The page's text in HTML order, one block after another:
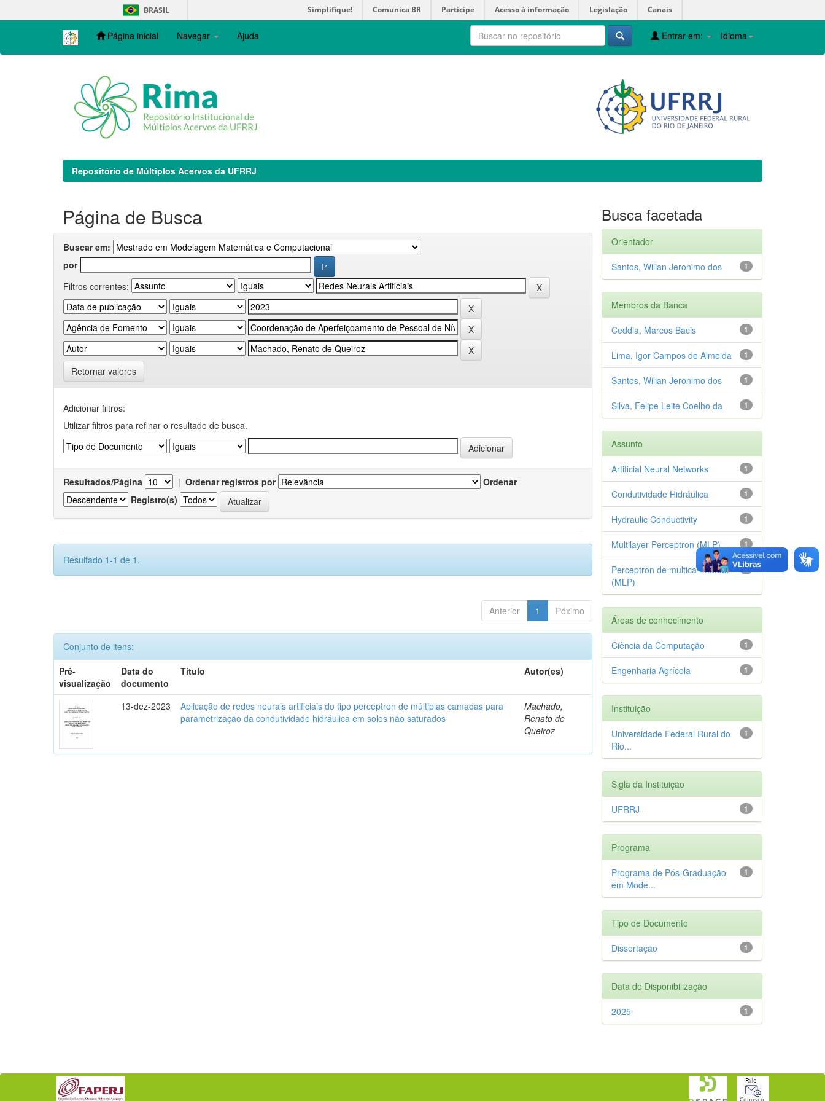
navigation
BRASIL Simplifique! Comunica BR Participe Acesso à informação Legislação Canais
Página inicial Navegar Ajuda Idioma
Entrar em:
Repositório de Múltiplos Acervos da UFRRJ
Página de Busca
Buscar em:
por
Filtros correntes:
Retornar valores
Adicionar filtros:
Utilizar filtros para refinar o resultado de busca.
Resultados/Página | Ordenar registros por
Ordenar
Registro(s)
Resultado 1-1 de 1.
Anterior 1 Póximo
Conjunto de itens:
Pré-
visualização
Data do
documento
Título Autor(es)
13-dez-2023
Aplicação de redes neurais artificiais do tipo perceptron de múltiplas camadas para
parametrização da condutividade hidráulica em solos não saturados
Machado,
Renato de
Queiroz
Busca facetada
Orientador
1
Santos, Wilian Jeronimo dos
Membros da Banca
1
Ceddia, Marcos Bacis
1
Lima, Igor Campos de Almeida
1
Santos, Wilian Jeronimo dos
1
Silva, Felipe Leite Coelho da
Assunto
1
Artificial Neural Networks
1
Condutividade Hidráulica
1
Hydraulic Conductivity
1
Multilayer Perceptron (MLP)
1
Perceptron de multica- madas
(MLP)
Áreas de conhecimento
1
Ciência da Computação
1
Engenharia Agrícola
Instituição
1
Universidade Federal Rural do
Rio...
Sigla da Instituição
1
UFRRJ
Programa
1
Programa de Pós-Graduação
em Mode...
Tipo de Documento
1
Dissertação
Data de Disponibilização
1
2025